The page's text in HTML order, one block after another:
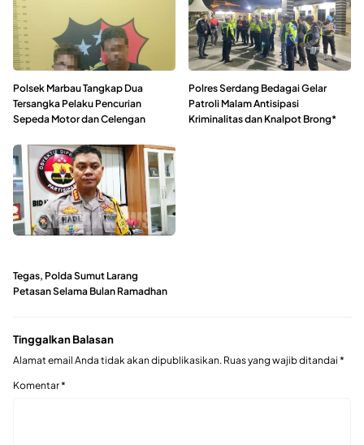
Polsek Marbau Tangkap Dua
Tersangka Pelaku Pencurian
Sepeda Motor dan Celengan
Polres Serdang Bedagai Gelar
Patroli Malam Antisipasi
Kriminalitas dan Knalpot Brong*
Tegas, Polda Sumut Larang
Petasan Selama Bulan Ramadhan
Tinggalkan Balasan
Alamat email Anda tidak akan dipublikasikan. Ruas yang wajib ditandai *
Komentar*